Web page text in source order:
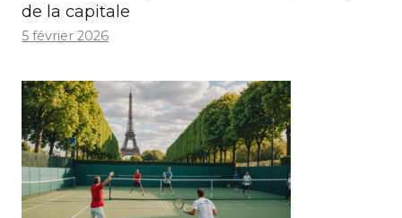
de la capitale
5 février 2026